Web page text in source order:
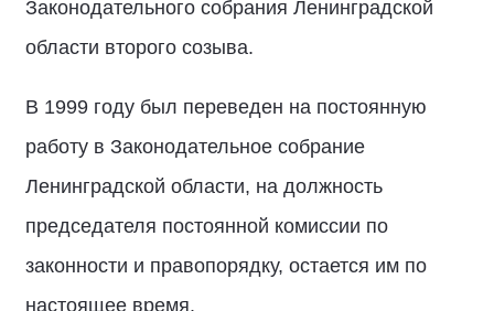
Законодательного собрания Ленинградской
области второго созыва.
В 1999 году был переведен на постоянную
работу в Законодательное собрание
Ленинградской области, на должность
председателя постоянной комиссии по
законности и правопорядку, остается им по
настоящее время.